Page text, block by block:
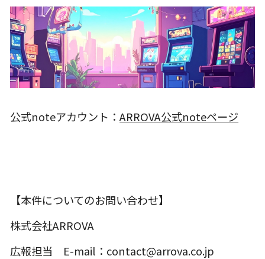
公式noteアカウント：ARROVA公式noteページ
【本件についてのお問い合わせ】
株式会社ARROVA
広報担当 E-mail：contact@arrova.co.jp